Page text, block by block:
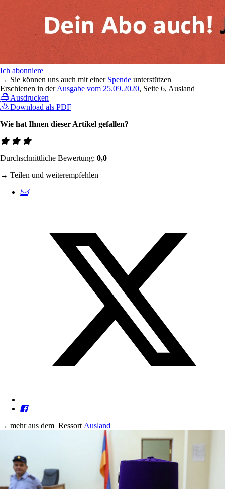
Ich abonniere
→ Sie können uns auch mit einer Spende unterstützen
Erschienen in derAusgabe vom 25.09.2020, Seite 6, Ausland
Ausdrucken
Download als PDF
Wie hat Ihnen dieser Artikel gefallen?
Durchschnittliche Bewertung: 0,0
→ Teilen und weiterempfehlen
→ mehr aus dem Ressort Ausland